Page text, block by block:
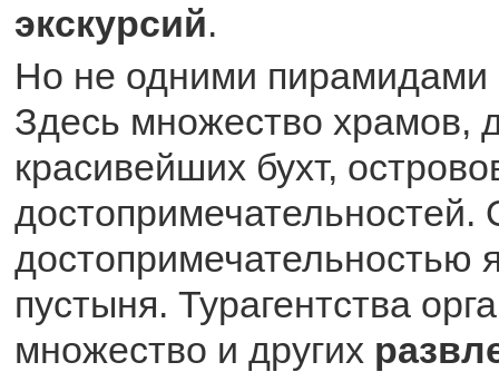
экскурсий.
Но не одними пирамидами
Здесь множество храмов,
красивейших бухт,
достопримечательностей.
достопримечательностью
пустыня. Турагентства
множество и других